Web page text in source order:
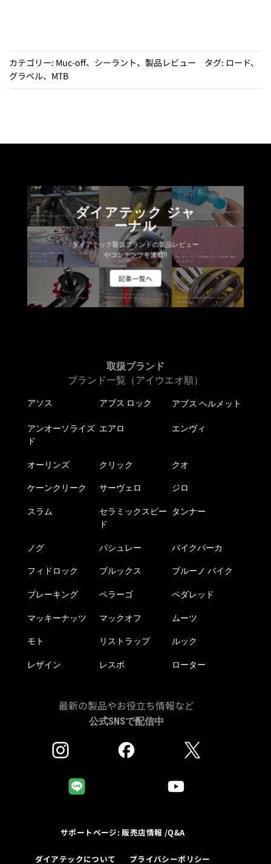
に
は
リ
カテゴリー: Muc-off、 シーラント、 製品レビュー タグ: ロード、
グラベル、 MTB
ダイアテック ジャ
ーナル
ダイアテック取扱ブランドの製品レビュー
やコンテンツを連載!!
記事一覧へ
取扱ブランド
ブランド一覧（アイウエオ順）
アソス アブス ロック アブス ヘルメット
アンオーソライズ
ド
エアロ エンヴィ
オーリンズ クリック クオ
ケーンクリーク サーヴェロ ジロ
スラム
セラミックスピー
ド
タンナー
ノグ パシュレー バイクパーカ
フィドロック ブルックス ブルーノ バイク
ブレーキング ペラーゴ ペダレッド
マッキーナッツ マックオフ ムーツ
モト リストラップ ルック
レザイン レスポ ローター
最新の製品やお役立ち情報など
公式SNSで配信中
サポートページ: 販売店情報 /Q&A
ダイアテックについて プライバシーポリシー